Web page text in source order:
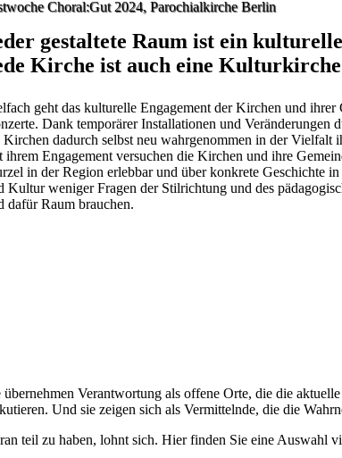
Choral:Gut 2024, Parochialkirche Berlin
gestaltete Raum ist ein
Kirche ist auch eine
geht das kulturelle Engagement der Kirchen und
Dank temporärer Installationen und
Kirchen dadurch selbst neu wahrgenommen in der
ihrem Engagement versuchen die Kirchen und ihre
in der Region erlebbar und über konkrete Geschichte
Kultur weniger Fragen der Stilrichtung und des
dafür Raum brauchen.
übernehmen Verantwortung als offene Orte, die die
Und sie zeigen sich als Vermittelnde, die die
teil zu haben, lohnt sich. Hier finden Sie eine Auswahl